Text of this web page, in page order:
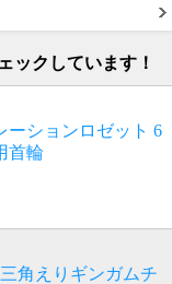
ックしています！
ーションロゼット 6
首輪
角えりギンガムチ